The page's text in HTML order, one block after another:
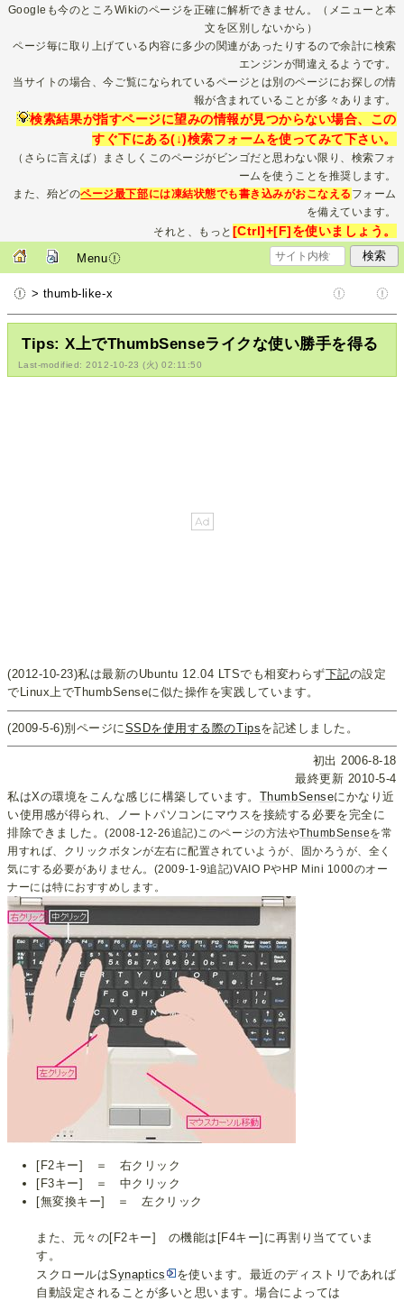
Googleも今のところWikiのページを正確に解析できません。（メニューと本
文を区別しないから）
ページ毎に取り上げている内容に多少の関連があったりするので余計に検索
エンジンが間違えるようです。
当サイトの場合、今ご覧になられているページとは別のページにお探しの情
報が含まれていることが多々あります。
検索結果が指すページに望みの情報が見つからない場合、この
すぐ下にある(↓)検索フォームを使ってみて下さい。
（さらに言えば）まさしくこのページがビンゴだと思わない限り、検索フォ
ームを使うことを推奨します。
また、殆どのページ最下部には凍結状態でも書き込みがおこなえる フォーム
を備えています。
それと、もっと [Ctrl]+[F]を使いましょう。
Menu
> thumb-like-x
Tips: X上でThumbSenseライクな使い勝手を得る
Last-modified: 2012-10-23 (火) 02:11:50
(2012-10-23)私は最新のUbuntu 12.04 LTSでも相変わらず下記の設定
でLinux上でThumbSenseに似た操作を実践しています。
(2009-5-6)別ページに SSDを使用する際のTipsを記述しました。
初出 2006-8-18
最終更新 2010-5-4
私はXの環境をこんな感じに構築しています。 ThumbSenseにかなり近
い使用感が得られ、ノートパソコンにマウスを接続する必要を完全に
排除できました。(2008-12-26追記)このページの方法やThumbSenseを常
用すれば、クリックボタンが左右に配置されていようが、固かろうが、全く
気にする必要がありません。(2009-1-9追記)VAIO PやHP Mini 1000のオー
ナーには特におすすめします。
[F2キー] ＝ 右クリック
[F3キー] ＝ 中クリック
[無変換キー] ＝ 左クリック
また、元々の[F2キー] の機能は[F4キー]に再割り当てていま
す。
スクロールはSynaptics
を使います。最近のディストリであれば
自動設定されることが多いと思います。場合によっては